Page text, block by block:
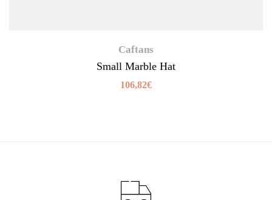
Caftans
Small Marble Hat
106,82€